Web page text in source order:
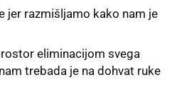
jer razmišljamo kako nam je
eliminacijom svega
trebada je na dohvat ruke